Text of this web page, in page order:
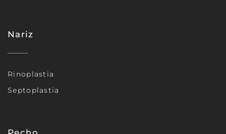
Nariz
Rinoplastia
Septoplastia